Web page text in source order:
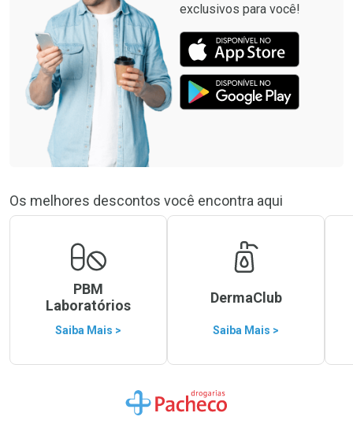
exclusivos para você!
Os melhores descontos você encontra aqui
PBM
Laboratórios
Saiba Mais >
DermaClub
Saiba Mais >
Ir para a Home